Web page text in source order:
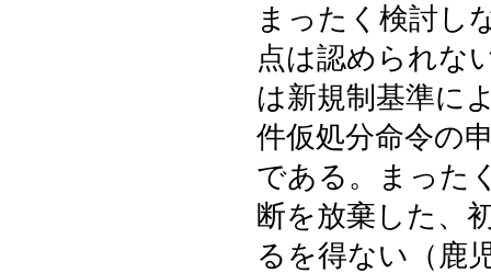
まったく検討し
点は認められな
は新規制基準に
件仮処分命令の
である。まった
断を放棄した、
るを得ない（鹿